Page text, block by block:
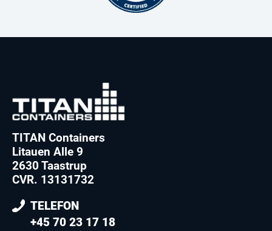
TITAN Containers
Litauen Alle 9
2630 Taastrup
CVR. 13131732
TELEFON
+45 70 23 17 18